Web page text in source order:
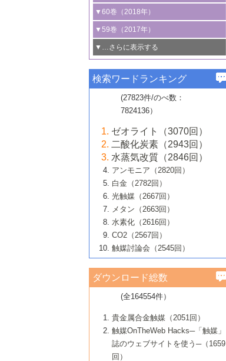
る非貴金属触媒の研究動向
5号 ゼオライトの合成と応用における研
究動向
6号 ヘテロ接合界面
B号 第135回触媒討論会（2025年）
線を利用した触媒解析技術の最先端
5号 単原子触媒
6号 参照触媒委員会からのお知らせ
B号 第133回触媒討論会（2023年）
4号 格子酸素・格子酸素欠陥を利用した
触媒反応
5号 生体触媒によるエネルギー変換反応
6号 窒素とリンの循環のための触媒・機
能性材料
3号 CO の排出削減および有効活用のた
めの触媒技術
4号 若手による情報発信企画～とびたて
若き触媒の研究者たち～（1）
若き触媒の研究者たち～（2）
6号 石油のノーブル・ユースを志向した
触媒技術
大学：オンライン・対面開催）
3号 特殊反応場を利用した触媒的分子変
換反応
4号 多孔質材料を用いた触媒の新展開
5号 情報学的手法を用いた触媒開発
6号 カーボンニュートラルに向けた電解
技術
B号 第127回触媒討論会（2021年・オン
ライン開催(Zoom)のみ）
タリゼーション
2号 機能化学品製造に資するクリーンな
触媒的酸化反応
3号 水処理のための触媒化学
4号 光触媒を用いた水分解の最新の研究
動向
5号 次世代の触媒プロセスを支えるマイ
6号 メタン転換技術の最新動向
B号 第125回触媒討論会（2020年・工学
院大学）
1号 物質移動制御に着目した触媒プロセ
ス開発
2号 CO2 フリー水素サプライチェーンに
関わる触媒開発動向
3号 精密高分子合成に関する最近の研究
動向
4号 バイオマス化成品製造のための触媒
5号 固体触媒による含窒素有機化合物変
換の最前線
6号 貴金属使用量低減に向けた自動車排
ガス浄化触媒の開発
B号 第123回触媒討論会（2019年・大阪
▼60巻（2018年）
1号 固体酸触媒の最新の研究動向
2号 二酸化炭素からの有用化学品合成
3号 ナノ粒子・クラスター触媒の最前線
4号 60周年記念企画
5号 進化するゼオライト合成技術
6号 非貴金属系触媒における電気化学的
B号 第121回触媒討論会（2018年・東京
大学）
▼59巻（2017年）
1号 いたるところに，触媒
最先端技術
3号 無機分離膜材料の開発と触媒反応プ
ロセスへの適用
5号 水素のふるまいを解き明かす最先端
研究
6号 低級アルカンの有効利用のための触
媒技術
B号 第119回触媒討論会（2017年・首都
大学東京）
▼…さらに表示する
1号 ユニークな構造の高分子を生み出す触
2号 リグニンからの化成品製造に向けた触
媒技術
3号 触媒研究の最先端～とびたて若き研究
者たち～（1）
4号 触媒研究の最先端～とびたて若き研究
者たち～（2）
5号 触媒研究の最先端～とびたて若き研究
者たち～（3）
6号 イオニクス材料と燃料電池・電解合成
の最新の研究動向
B号 第117回触媒討論会（2016年・大阪府
立大学）
▼57巻（2015年）
1号 水素キャリアにかかわる触媒技術の新
2号 石油精製用触媒の最近の進展
3号 固体酸化物形燃料電池（SOFC）におけ
るアノード触媒上での燃料直接改質技術
4号 コアシェル構造の制御による触媒機能
5号 工業触媒およびその周辺技術の最近の
進歩
6号 ナノシート
B号 第115回触媒討論会（2015年・成蹊大
▼56巻（2014年）
2号 光触媒反応機構に関する最新の研究動
向
開発動向
4号 人工光合成に向けた近年のアプローチ
5号 未利用熱エネルギーの有効活用に貢献
する触媒技術
6号 ポリオキソメタレート
B号 第113回触媒討論会（2014年・ロワジ
ールホテル豊橋）
1号 高耐久性燃料電池システム用触媒にお
ける新展開
2号 リビングラジカル重合の最近の動向
3号 天然ガスの化学工業的展開に関する触
媒技術
4号 貴金属触媒の精密構造制御とその活用
5号 バイオマス化成品製造のための固体触
6号 ナノ空間─吸着状態解析から新機能開拓
B号 第111回触媒討論会（2013年・関西大
▼54巻（2012年）
1号 規則性多孔体の利用技術における最近
の進歩
2号 第109回触媒討論会
3号 貴金属低減技術の最新動向
4号 貴金属代替技術の最新動向
5号 光触媒による物質変換反応の新展開
6号 グラフェン
7号 水素を利用する化成品合成の新潮流
▼53巻（2011年）
1号 金属学から見る合金触媒の新展開
2号 第107回触媒討論会
3号 触媒のその場観察法の進歩（１）
4号 触媒のその場観察法の進歩（２）
5号 不活性結合の触媒的活性化による有機
合成
6号 新しい固体酸触媒技術
7号 ゼオライト合成における最近の進歩
▼52巻（2010年）
1号 触媒の劣化対策と長寿命触媒開発
2号 第105回触媒討論会
3号 ナノ構造が拓く新機能
4号 活性サイトおよびその環境の精密な設
計による触媒の高機能化
5号 触媒を有効に使うための技術
7号 有機分子触媒による精密有機合成
8号 高機能化ポリオレフィンに向けた重合
触媒の最近の進展
1号 炭素材料－熱い注目を集める材料－
2号 第103回触媒討論会
3号 環境浄化用光触媒の現状と課題
4号 水素社会の実現に向けた水素製造・貯
蔵技術の進歩
5号 CO2が関わる触媒・材料
7号 持続可能社会実現のための触媒および
触媒関連技術
▼50巻（2008年）
1号 触媒化学と学会のこの10年，半世紀，
そして未来
2号 第101回触媒討論会
4号 錯体を利用したユニークな表面構造の
構築と機能
5号 若手会員による触媒研究の未来展望1：
企業編
6号 第102回触媒討論会
▼49巻（2007年）
1号 含フッ素化合物の合成と触媒
2号 第99回触媒討論会
3号 実用的ファインケミカル合成プロセス
を実現する触媒
5号 こんな物質，あんな物質―新たな触媒
の可能性―
▼48巻（2006年）
1号 固体酸触媒の最近の進歩
2号 第97回触媒討論会
3号 リビング重合触媒の最近の展開
5号 水素製造・貯蔵のための触媒技術の新
しい展開
6号 第98回触媒討論会
1号 最近の触媒担体とその効果
2号 第95回触媒討論会
4号 水分解用光触媒材料
5号 時間分解分光の進歩と応用
▼46巻（2004年）
1号 部分酸化反応触媒の最前線
2号 第93回触媒討論会
3号 特殊エネルギー場の触媒反応
4号 生体内における金属の触媒作用
▼45巻（2003年）
1号 なぜこの触媒が良いのか？
2号 第91回触媒討論会
3号 最近の自動車排ガス処理技術
▼44巻（2002年）
1号 高次制御された触媒の化学
2号 第89回触媒討論会
▼43巻（2001年）
1号 グリーンケミストリーと触媒
▼42巻（2000年）
検索ワードランキング
(27823件/のべ数：
7824136）
ゼオライト（3070回）
二酸化炭素（2943回）
水蒸気改質（2846回）
アンモニア（2820回）
白金（2782回）
光触媒（2667回）
メタン（2663回）
水素化（2616回）
CO2（2567回）
触媒討論会（2545回）
ダウンロード総数
(全164554件）
貴金属合金触媒（2051回）
触媒OnTheWeb Hacks─「触媒」
誌のウェブサイトを使う─（1659
回）